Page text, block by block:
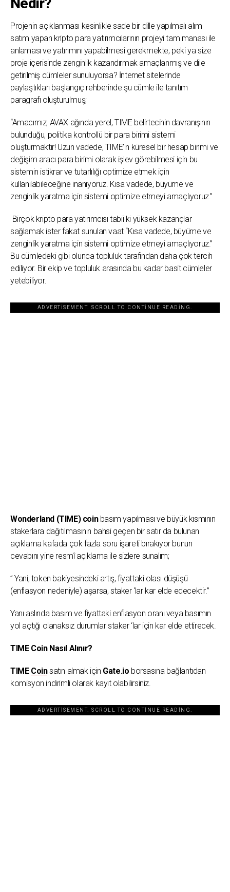
Projenin açıklanması kesinlikle sade bir dille yapılmalı alım
satım yapan kripto para yatırımcılarının projeyi tam manası ile
anlaması ve yatırımını yapabilmesi gerekmekte, peki ya size
proje içerisinde zenginlik kazandırmak amaçlanmış ve dile
getirilmiş cümleler sunuluyorsa? İnternet sitelerinde
paylaştıkları başlangıç rehberinde şu cümle ile tanıtım
paragrafı oluşturulmuş;
“Amacımız, AVAX ağında yerel, TIME belirtecinin davranışının
bulunduğu, politika kontrollü bir para birimi sistemi
oluşturmaktır! Uzun vadede, TIME’ın küresel bir hesap birimi ve
değişim aracı para birimi olarak işlev görebilmesi için bu
sistemin istikrar ve tutarlılığı optimize etmek için
kullanılabileceğine inanıyoruz. Kısa vadede, büyüme ve
zenginlik yaratma için sistemi optimize etmeyi amaçlıyoruz.”
Birçok kripto para yatırımcısı tabii ki yüksek kazançlar
sağlamak ister fakat sunulan vaat “Kısa vadede, büyüme ve
zenginlik yaratma için sistemi optimize etmeyi amaçlıyoruz.”
Bu cümledeki gibi olunca topluluk tarafından daha çok tercih
ediliyor. Bir ekip ve topluluk arasında bu kadar basit cümleler
yetebiliyor.
ADVERTISEMENT. SCROLL TO CONTINUE READING.
Wonderland (TIME) coin basım yapılması ve büyük kısmının
stakerlara dağıtılmasının bahsi geçen bir satır da bulunan
açıklama kafada çok fazla soru işareti bırakıyor bunun
cevabını yine resmî açıklama ile sizlere sunalım;
” Yani, token bakiyesindeki artış, fiyattaki olası düşüşü
(enflasyon nedeniyle) aşarsa, staker ‘lar kar elde edecektir.”
Yanı aslında basım ve fiyattaki enflasyon oranı veya basımın
yol açtığı olanaksız durumlar staker ‘lar için kar elde ettirecek.
TIME Coin Nasıl Alınır?
TIME Coinsatın almak için Gate.io borsasına bağlantıdan
komisyon indirimli olarak kayıt olabilirsiniz.
ADVERTISEMENT. SCROLL TO CONTINUE READING.